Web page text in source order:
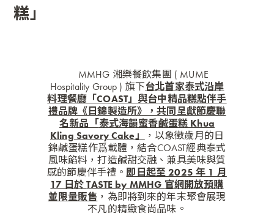
糕」
MMHG 湘樂餐飲集團 ( MUME
Hospitality Group ) 旗下台北首家泰式沿岸
料理餐廳「COAST」與台中精品糕點伴手
禮品牌《日錦製造所》，共同呈獻節慶聯
名新品「泰式海韻蜜香鹹蛋糕 Khua
Kling Savory Cake」
，以象徵歲月的日
錦鹹蛋糕作爲載體，結合COAST經典泰式
風味餡料，打造鹹甜交融、兼具美味與質
感的節慶伴手禮。即日起至 2025 年 1 月
17 日於TASTE by MMHG 官網開放預購
並限量販售 ，為即將到來的年末聚會展現
不凡的精緻食尚品味。